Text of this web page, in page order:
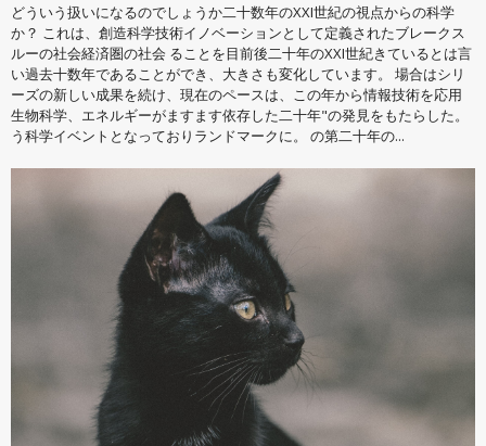
どういう扱いになるのでしょうか二十数年のXXI世紀の視点からの科学
か？ これは、創造科学技術イノベーションとして定義されたブレークス
ルーの社会経済圏の社会 ることを目前後二十年のXXI世紀きているとは言
い過去十数年であることができ、大きさも変化しています。 場合はシリ
ーズの新しい成果を続け、現在のペースは、この年から情報技術を応用
生物科学、エネルギーがますます依存した二十年"の発見をもたらした。
う科学イベントとなっておりランドマークに。 の第二十年の...